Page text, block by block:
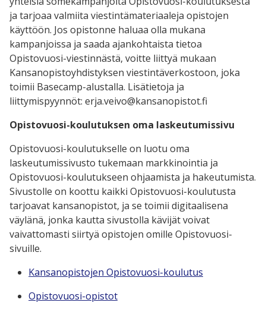
ja tarjoaa valmiita viestintämateriaaleja opistojen
käyttöön. Jos opistonne haluaa olla mukana
kampanjoissa ja saada ajankohtaista tietoa
Opistovuosi-viestinnästä, voitte liittyä mukaan
Kansanopistoyhdistyksen viestintäverkostoon, joka
toimii Basecamp-alustalla. Lisätietoja ja
liittymispyynnöt: erja.veivo@kansanopistot.fi
Opistovuosi-koulutuksen oma laskeutumissivu
Opistovuosi-koulutukselle on luotu oma
laskeutumissivusto tukemaan markkinointia ja
Opistovuosi-koulutukseen ohjaamista ja hakeutumista.
Sivustolle on koottu kaikki Opistovuosi-koulutusta
tarjoavat kansanopistot, ja se toimii digitaalisena
väylänä, jonka kautta sivustolla kävijät voivat
vaivattomasti siirtyä opistojen omille Opistovuosi-
sivuille.
Kansanopistojen Opistovuosi-koulutus
Opistovuosi-opistot